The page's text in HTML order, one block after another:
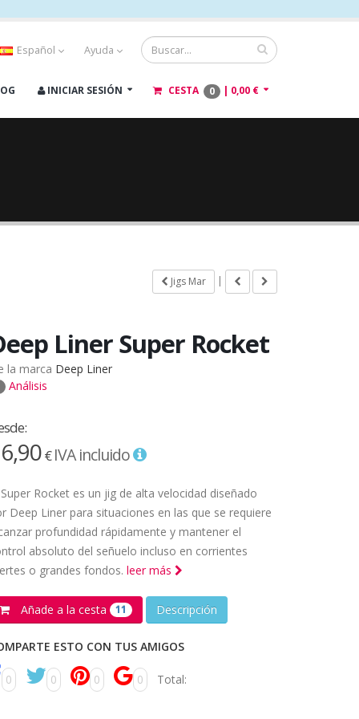
Español Ayuda
INICIAR SESIÓN CESTA 0 | 0,00 €
Jigs Mar |
Liner Super Rocket
la marca Deep Liner
Análisis
€IVA incluido
Rocket es un jig de alta velocidad diseñado
Deep Liner para situaciones en las que se requiere
profundidad rápidamente y mantener el
absoluto del señuelo incluso en corrientes
o grandes fondos. leer más
Añade a la cesta 11 Descripción
ESTO CON TUS AMIGOS
0 0 0 0 Total: